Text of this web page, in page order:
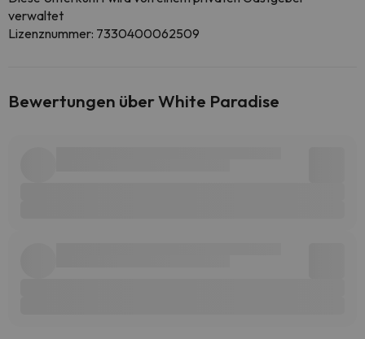
verwaltet
Lizenznummer: 7330400062509
Bewertungen über White Paradise